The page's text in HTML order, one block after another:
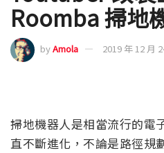
Roomba 掃地
byAmola 2019 年 12 月
掃地機器人是相當流行的電
直不斷進化，不論是路徑規